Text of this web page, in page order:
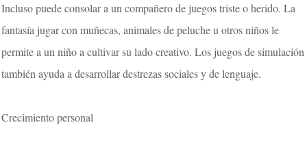
Incluso puede consolar a un compañero de juegos triste o herido. La
fantasía jugar con muñecas, animales de peluche u otros niños le
permite a un niño a cultivar su lado creativo. Los juegos de simulación
también ayuda a desarrollar destrezas sociales y de lenguaje.
Crecimiento personal